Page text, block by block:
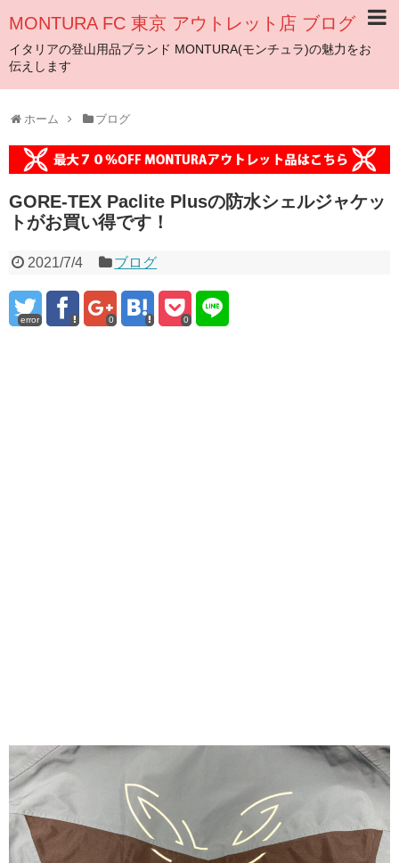
MONTURA FC 東京 アウトレット店 ブログ
イタリアの登山用品ブランド MONTURA(モンチュラ)の魅力をお
伝えします
ホーム ブログ
GORE-TEX Paclite Plusの防水シェルジャケッ
トがお買い得です！
2021/7/4 ブログ
error 0 0